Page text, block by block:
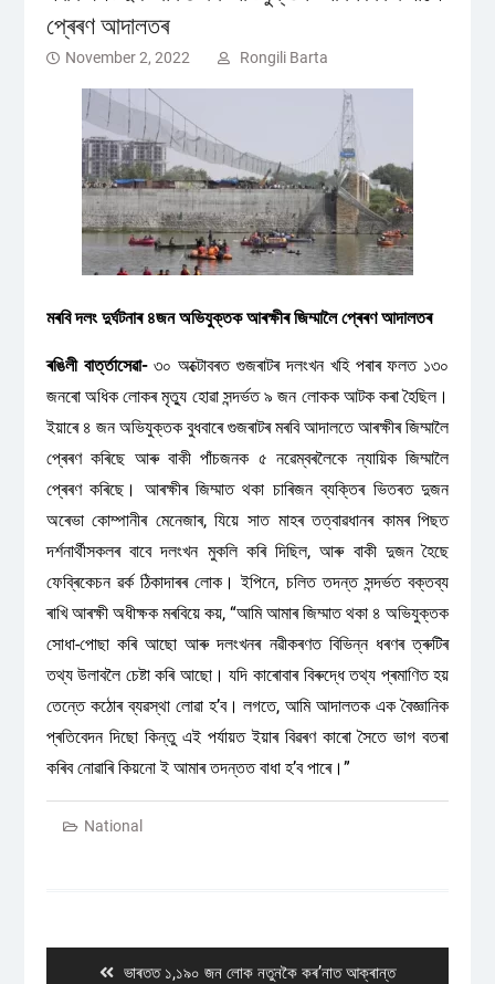
প্ৰেৰণ আদালতৰ
November 2, 2022 Rongili Barta
মৰবি দলং দুৰ্ঘটনাৰ ৪জন অভিযুক্তক আৰক্ষীৰ জিম্মালৈ প্ৰেৰণ আদালতৰ
ৰঙিলী বাৰ্ত্তাসেৱা-৩০ অক্টোবৰত গুজৰাটৰ দলংখন খহি পৰাৰ ফলত ১৩০
জনৰো অধিক লোকৰ মৃত্যু হোৱা সন্দৰ্ভত ৯ জন লোকক আটক কৰা হৈছিল।
ইয়াৰে ৪ জন অভিযুক্তক বুধবাৰে গুজৰাটৰ মৰবি আদালতে আৰক্ষীৰ জিম্মালৈ
প্ৰেৰণ কৰিছে আৰু বাকী পাঁচজনক ৫ নৱেম্বৰলৈকে ন্যায়িক জিম্মালৈ
প্ৰেৰণ কৰিছে। আৰক্ষীৰ জিম্মাত থকা চাৰিজন ব্যক্তিৰ ভিতৰত দুজন
অৰেভা কোম্পানীৰ মেনেজাৰ, যিয়ে সাত মাহৰ তত্বাৱধানৰ কামৰ পিছত
দৰ্শনাৰ্থীসকলৰ বাবে দলংখন মুকলি কৰি দিছিল, আৰু বাকী দুজন হৈছে
ফেব্ৰিকেচন ৱৰ্ক ঠিকাদাৰৰ লোক। ইপিনে, চলিত তদন্ত সন্দৰ্ভত বক্তব্য
ৰাখি আৰক্ষী অধীক্ষক মৰবিয়ে কয়, “আমি আমাৰ জিম্মাত থকা ৪ অভিযুক্তক
সোধা-পোছা কৰি আছো আৰু দলংখনৰ নৱীকৰণত বিভিন্ন ধৰণৰ ত্ৰুটিৰ
তথ্য উলাবলৈ চেষ্টা কৰি আছো। যদি কাৰোবাৰ বিৰুদ্ধে তথ্য প্ৰমাণিত হয়
তেন্তে কঠোৰ ব্যৱস্থা লোৱা হ’ব। লগতে, আমি আদালতক এক বৈজ্ঞানিক
প্ৰতিবেদন দিছো কিন্তু এই পৰ্যায়ত ইয়াৰ বিৱৰণ কাৰো সৈতে ভাগ বতৰা
কৰিব নোৱাৰি কিয়নো ই আমাৰ তদন্তত বাধা হ’ব পাৰে।”
National
Previous
ভাৰতত ১,১৯০ জন লোক নতুনকৈ কৰ’নাত আক্ৰান্ত